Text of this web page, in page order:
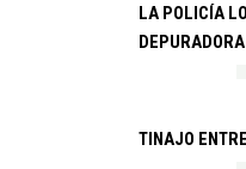
LA POLICÍA
TINAJO